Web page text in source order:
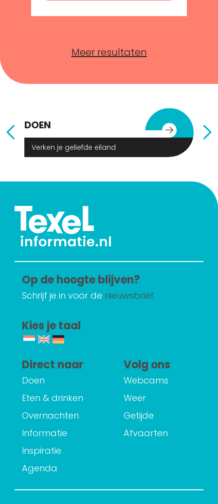
Meer resultaten
DOEN
Verken je geliefde eiland
Op de hoogte blijven?
Schrijf je in voor de nieuwsbrief
Kies je taal
Direct naar
Doen
Eten & drinken
Overnachten
Informatie
Inspiratie
Agenda
Volg ons
Webcams
Weer
Getijde
Afvaarten